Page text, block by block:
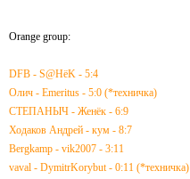
Orange group:
DFB - S@HёK - 5:4
Олич - Emeritus - 5:0 (*техничка)
СТЕПАНЫЧ - Женёк - 6:9
Ходаков Андрей - кум - 8:7
Bergkamp - vik2007 - 3:11
vaval - DymitrKorybut - 0:11 (*техничка)